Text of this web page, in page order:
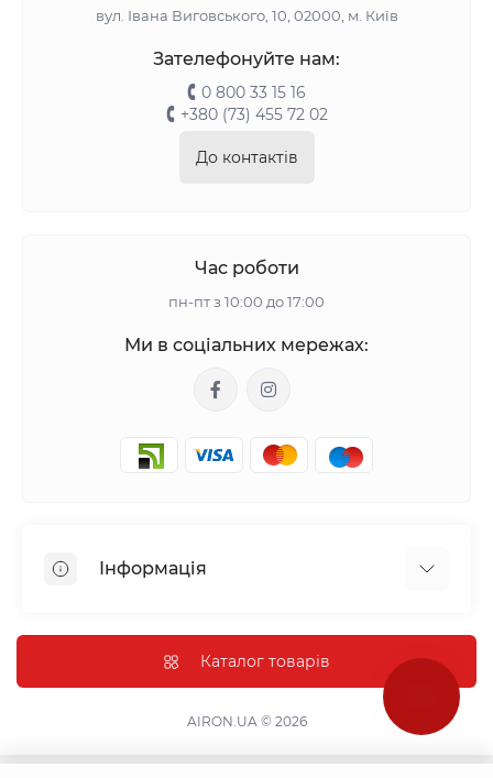
вул. Івана Виговського, 10, 02000, м. Київ
Зателефонуйте нам:
0 800 33 15 16
+380 (73) 455 72 02
До контактів
Час роботи
пн-пт з 10:00 до 17:00
Ми в соціальних мережах:
Інформація
Акційні пропозиції
Застосунки
Передзамовлення нових товарів
Каталог товарів
AIRON.UA © 2026